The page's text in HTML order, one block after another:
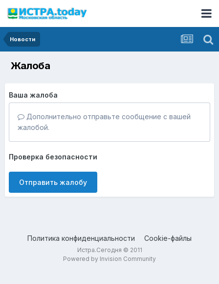
Новости
Жалоба
Ваша жалоба
Дополнительно отправьте сообщение с вашей
жалобой.
Проверка безопасности
Отправить жалобу
Политика конфиденциальности Cookie-файлы
Истра.Сегодня © 2011
Powered by Invision Community